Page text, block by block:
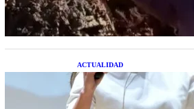
ACTUALIDAD
La startup creada por una
resolver el estrés